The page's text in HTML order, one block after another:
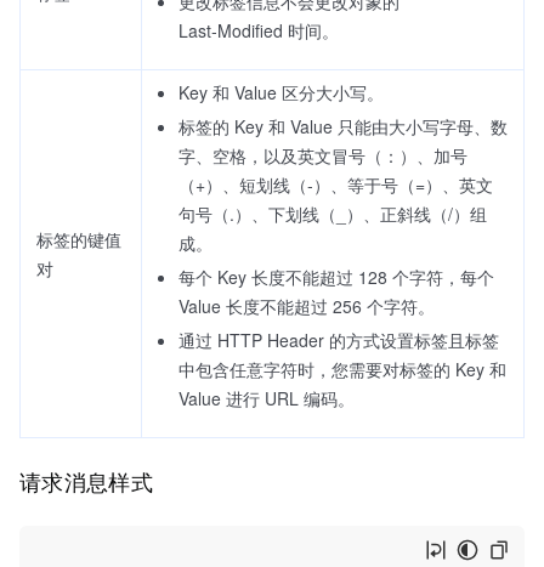
Last‑Modified 时间。
标签的键值
对
Key 和 Value 区分大小写。
标签的 Key 和 Value 只能由大小写字母、数
字、空格，以及英文冒号（：）、加号
（+）、短划线（‑）、等于号（=）、英文
句号（.）、下划线（_）、正斜线（/）组
成。
每个 Key 长度不能超过 128 个字符，每个
Value 长度不能超过 256 个字符。
通过 HTTP Header 的方式设置标签且标签
中包含任意字符时，您需要对标签的 Key 和
Value 进行 URL 编码。
请求消息样式